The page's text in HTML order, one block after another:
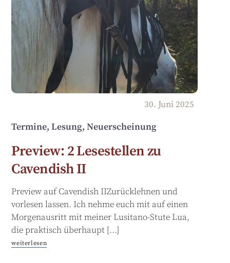
30. Juni 2025
Termine, Lesung, Neuerscheinung
Preview: 2 Lesestellen zu
Cavendish II
Preview auf Cavendish IIZurücklehnen und
vorlesen lassen. Ich nehme euch mit auf einen
Morgenausritt mit meiner Lusitano-Stute Lua,
die praktisch überhaupt […]
weiterlesen